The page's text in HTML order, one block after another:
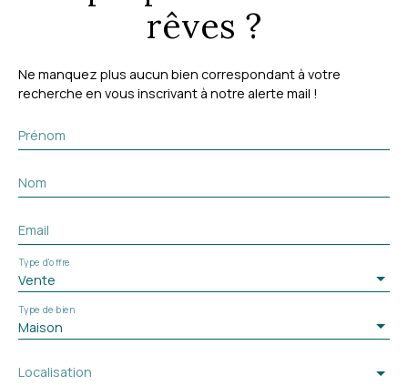
rêves ?
Ne manquez plus aucun bien correspondant à votre
recherche en vous inscrivant à notre alerte mail !
Prénom
Nom
Email
Vente
Type d'offre
Maison
Type de bien
Localisation